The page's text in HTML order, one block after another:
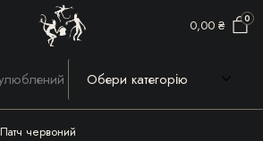
0,00 ₴ 0
Патч червоний